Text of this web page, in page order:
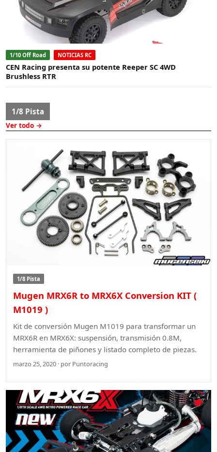
1/10 Off Road NOTICIAS RC
CEN Racing presenta su potente Reeper SC 4WD
Brushless RTR
1/8 Pista
Ver todo →
1/8 Pista
Mugen MRX6R to MRX6X Conversion KIT (
M1019 )
Kit de conversión Mugen M1019 para transformar un
MRX6R en MRX6X: suspensión, transmisión 0.8M,
herramienta de piñones y listado completo de piezas.
marzo 25, 2020 · por Puntoracing